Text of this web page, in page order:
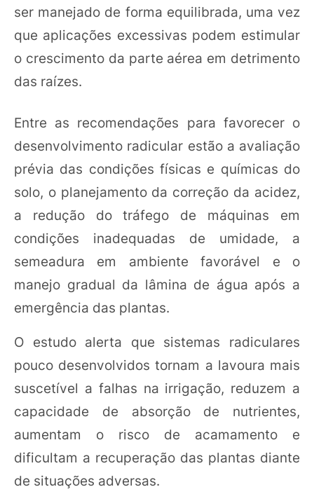
ser manejado de forma equilibrada, uma vez
que aplicações excessivas podem estimular
o crescimento da parte aérea em detrimento
das raízes.
Entre as recomendações para favorecer o
desenvolvimento radicular estão a avaliação
prévia das condições físicas e químicas do
solo, o planejamento da correção da acidez,
a redução do tráfego de máquinas em
condições inadequadas de umidade, a
semeadura em ambiente favorável e o
manejo gradual da lâmina de água após a
emergência das plantas.
O estudo alerta que sistemas radiculares
pouco desenvolvidos tornam a lavoura mais
suscetível a falhas na irrigação, reduzem a
capacidade de absorção de nutrientes,
aumentam o risco de acamamento e
dificultam a recuperação das plantas diante
de situações adversas.